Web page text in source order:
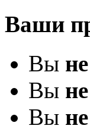
Ваши
Вы
Вы
Вы